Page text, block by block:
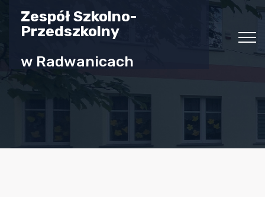
Zespół Szkolno-
Przedszkolny
w Radwanicach